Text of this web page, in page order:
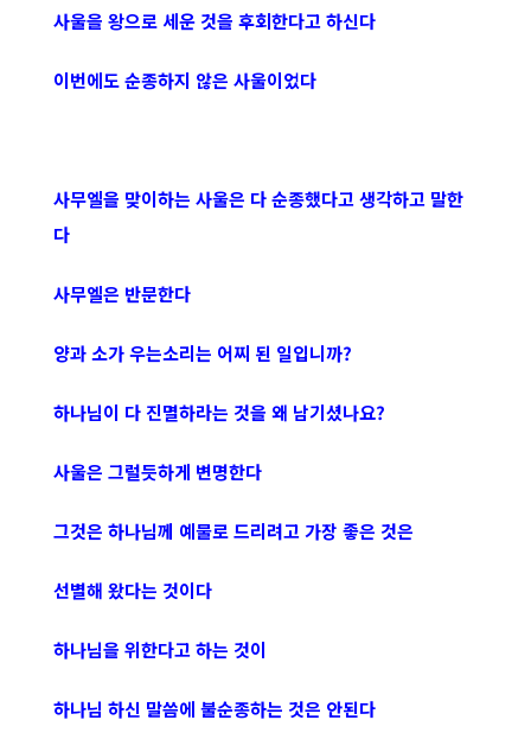
사울을 왕으로 세운 것을 후회한다고 하신다
이번에도 순종하지 않은 사울이었다
사무엘을 맞이하는 사울은 다 순종했다고 생각하고 말한
다
사무엘은 반문한다
양과 소가 우는소리는 어찌 된 일입니까?
하나님이 다 진멸하라는 것을 왜 남기셨나요?
사울은 그럴듯하게 변명한다
그것은 하나님께 예물로 드리려고 가장 좋은 것은
선별해 왔다는 것이다
하나님을 위한다고 하는 것이
하나님 하신 말씀에 불순종하는 것은 안된다